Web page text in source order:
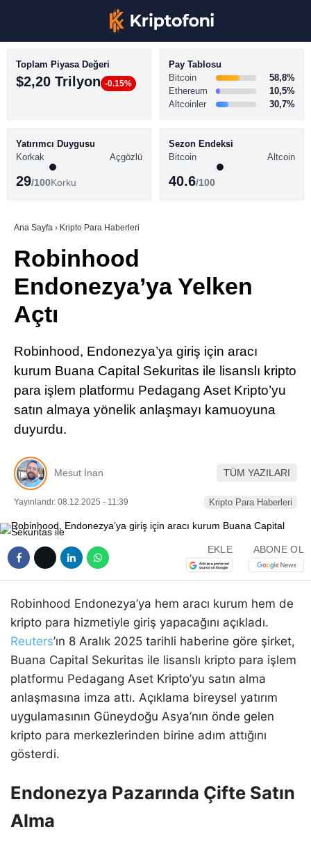
TikTok
LinkedIn
Telegram
BİTCOİN HABERLERİ
ALTCOİN HABERLERİ
SÖZLÜK
Toplam Piyasa Değeri
$2,20 Trilyon -0.15%
Pay Tablosu
Bitcoin
58,8%
Ethereum
10,5%
Altcoinler
30,7%
Yatırımcı Duygusu
Korkak
Açgözlü
29/100Korku
Sezon Endeksi
Bitcoin
Altcoin
40.6/100
Ana Sayfa › Kripto Para Haberleri
Robinhood
Endonezya’ya Yelken
Açtı
Robinhood, Endonezya’ya giriş için aracı
kurum Buana Capital Sekuritas ile lisanslı kripto
para işlem platformu Pedagang Aset Kripto’yu
satın almaya yönelik anlaşmayı kamuoyuna
duyurdu.
Mesut İnan TÜM YAZILARI
Yayınlandı: 08.12.2025 - 11:39 Kripto Para Haberleri
EKLE ABONE OL
Robinhood Endonezya’ya hem aracı kurum hem de
kripto para hizmetiyle giriş yapacağını açıkladı.
Reuters’ın 8 Aralık 2025 tarihli haberine göre şirket,
Buana Capital Sekuritas ile lisanslı kripto para işlem
platformu Pedagang Aset Kripto’yu satın alma
anlaşmasına imza attı. Açıklama bireysel yatırım
uygulamasının Güneydoğu Asya’nın önde gelen
kripto para merkezlerinden birine adım attığını
gösterdi.
Endonezya Pazarında Çifte Satın
Alma